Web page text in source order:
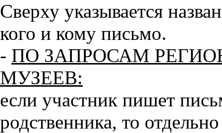
Сверху указывается
кого и кому письмо.
- ПО ЗАПРОСАМ
МУЗЕЕВ:
если участник пишет
родственника, то